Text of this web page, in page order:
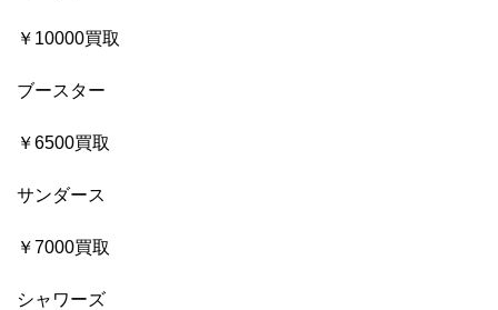
￥10000買取
ブースター
￥6500買取
サンダース
￥7000買取
シャワーズ